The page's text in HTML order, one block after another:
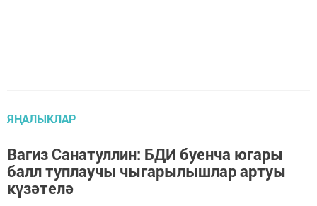
ЯҢАЛЫКЛАР
Вагиз Санатуллин: БДИ буенча югары
балл туплаучы чыгарылышлар артуы
күзәтелә